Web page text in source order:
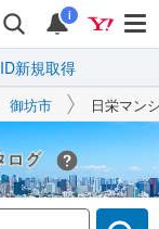
i
ID新規取得
御坊市 日栄マン
Yahoo!不動産